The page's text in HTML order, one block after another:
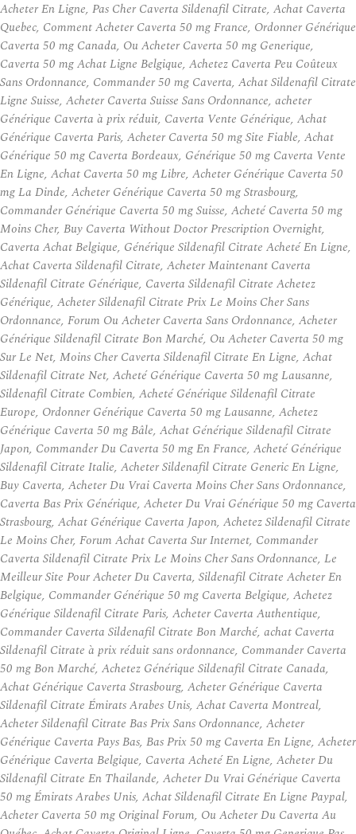
Acheter En Ligne, Pas Cher Caverta Sildenafil Citrate, Achat Caverta
Quebec, Comment Acheter Caverta 50 mg France, Ordonner Générique
Caverta 50 mg Canada, Ou Acheter Caverta 50 mg Generique,
Caverta 50 mg Achat Ligne Belgique, Achetez Caverta Peu Coûteux
Sans Ordonnance, Commander 50 mg Caverta, Achat Sildenafil Citrate
Ligne Suisse, Acheter Caverta Suisse Sans Ordonnance, acheter
Générique Caverta à prix réduit, Caverta Vente Générique, Achat
Générique Caverta Paris, Acheter Caverta 50 mg Site Fiable, Achat
Générique 50 mg Caverta Bordeaux, Générique 50 mg Caverta Vente
En Ligne, Achat Caverta 50 mg Libre, Acheter Générique Caverta 50
mg La Dinde, Acheter Générique Caverta 50 mg Strasbourg,
Commander Générique Caverta 50 mg Suisse, Acheté Caverta 50 mg
Moins Cher, Buy Caverta Without Doctor Prescription Overnight,
Caverta Achat Belgique, Générique Sildenafil Citrate Acheté En Ligne,
Achat Caverta Sildenafil Citrate, Acheter Maintenant Caverta
Sildenafil Citrate Générique, Caverta Sildenafil Citrate Achetez
Générique, Acheter Sildenafil Citrate Prix Le Moins Cher Sans
Ordonnance, Forum Ou Acheter Caverta Sans Ordonnance, Acheter
Générique Sildenafil Citrate Bon Marché, Ou Acheter Caverta 50 mg
Sur Le Net, Moins Cher Caverta Sildenafil Citrate En Ligne, Achat
Sildenafil Citrate Net, Acheté Générique Caverta 50 mg Lausanne,
Sildenafil Citrate Combien, Acheté Générique Sildenafil Citrate
Europe, Ordonner Générique Caverta 50 mg Lausanne, Achetez
Générique Caverta 50 mg Bâle, Achat Générique Sildenafil Citrate
Japon, Commander Du Caverta 50 mg En France, Acheté Générique
Sildenafil Citrate Italie, Acheter Sildenafil Citrate Generic En Ligne,
Buy Caverta, Acheter Du Vrai Caverta Moins Cher Sans Ordonnance,
Caverta Bas Prix Générique, Acheter Du Vrai Générique 50 mg Caverta
Strasbourg, Achat Générique Caverta Japon, Achetez Sildenafil Citrate
Le Moins Cher, Forum Achat Caverta Sur Internet, Commander
Caverta Sildenafil Citrate Prix Le Moins Cher Sans Ordonnance, Le
Meilleur Site Pour Acheter Du Caverta, Sildenafil Citrate Acheter En
Belgique, Commander Générique 50 mg Caverta Belgique, Achetez
Générique Sildenafil Citrate Paris, Acheter Caverta Authentique,
Commander Caverta Sildenafil Citrate Bon Marché, achat Caverta
Sildenafil Citrate à prix réduit sans ordonnance, Commander Caverta
50 mg Bon Marché, Achetez Générique Sildenafil Citrate Canada,
Achat Générique Caverta Strasbourg, Acheter Générique Caverta
Sildenafil Citrate Émirats Arabes Unis, Achat Caverta Montreal,
Acheter Sildenafil Citrate Bas Prix Sans Ordonnance, Acheter
Générique Caverta Pays Bas, Bas Prix 50 mg Caverta En Ligne, Acheter
Générique Caverta Belgique, Caverta Acheté En Ligne, Acheter Du
Sildenafil Citrate En Thailande, Acheter Du Vrai Générique Caverta
50 mg Émirats Arabes Unis, Achat Sildenafil Citrate En Ligne Paypal,
Acheter Caverta 50 mg Original Forum, Ou Acheter Du Caverta Au